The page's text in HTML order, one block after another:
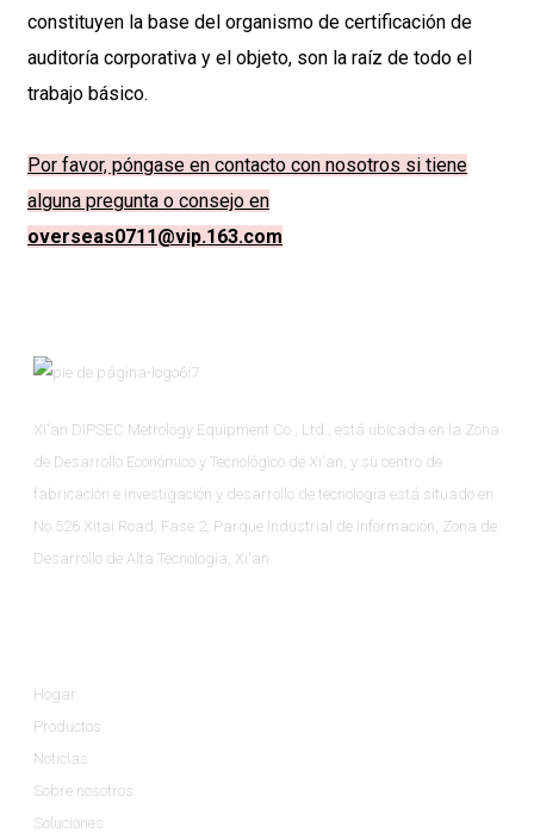
constituyen la base del organismo de certificación de
auditoría corporativa y el objeto, son la raíz de todo el
trabajo básico.
Por favor, póngase en contacto con nosotros si tiene
alguna pregunta o consejo en
overseas0711@vip.163.com
Xi'an DIPSEC Metrology Equipment Co., Ltd., está ubicada en la Zona
de Desarrollo Económico y Tecnológico de Xi'an, y su centro de
fabricación e investigación y desarrollo de tecnología está situado en
No.526 Xitai Road, Fase 2, Parque Industrial de Información, Zona de
Desarrollo de Alta Tecnología, Xi'an.
Hogar
Productos
Noticias
Sobre nosotros
Soluciones